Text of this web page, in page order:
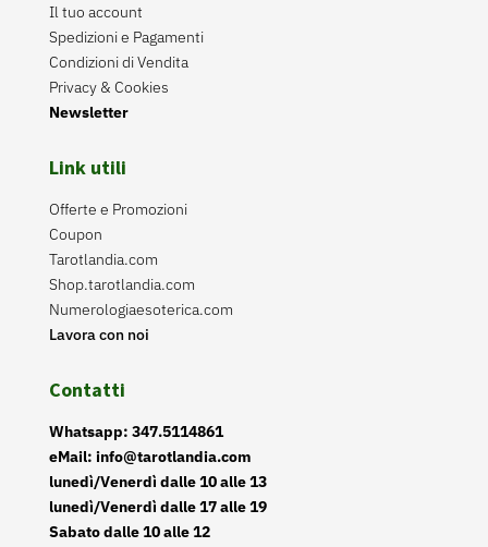
Il tuo account
Spedizioni e Pagamenti
Condizioni di Vendita
Privacy & Cookies
Newsletter
Link utili
Offerte e Promozioni
Coupon
Tarotlandia.com
Shop.tarotlandia.com
Numerologiaesoterica.com
Lavora con noi
Contatti
Whatsapp: 347.5114861
eMail: info@tarotlandia.com
lunedì/Venerdì dalle 10 alle 13
lunedì/Venerdì dalle 17 alle 19
Sabato dalle 10 alle 12